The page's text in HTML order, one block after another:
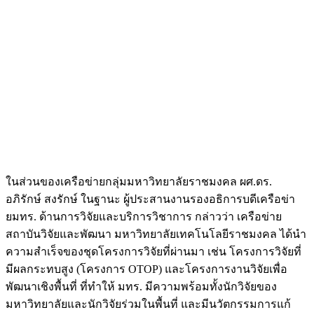
ในส่วนของเครือข่ายกลุ่มมหาวิทยาลัยราชมงคล ผศ.ดร.
อภิรักษ์ สงรักษ์ ในฐานะ ผู้ประสานงานรองอธิการบดีเครือข่า
ยมทร. ด้านการวิจัยและบริการวิชาการ กล่าวว่า เครือข่าย
สถาบันวิจัยและพัฒนา มหาวิทยาลัยเทคโนโลยีราชมงคล ได้นำ
ความสำเร็จของชุดโครงการวิจัยที่ผ่านมา เช่น โครงการวิจัยที่
มีผลกระทบสูง (โครงการ OTOP) และโครงการงานวิจัยเพื่อ
พัฒนาเชิงพื้นที่ ที่ทำให้ มทร. มีความพร้อมทั้งนักวิจัยของ
มหาวิทยาลัยและนักวิจัยร่วมในพื้นที่ และมีนวัตกรรมการแก้